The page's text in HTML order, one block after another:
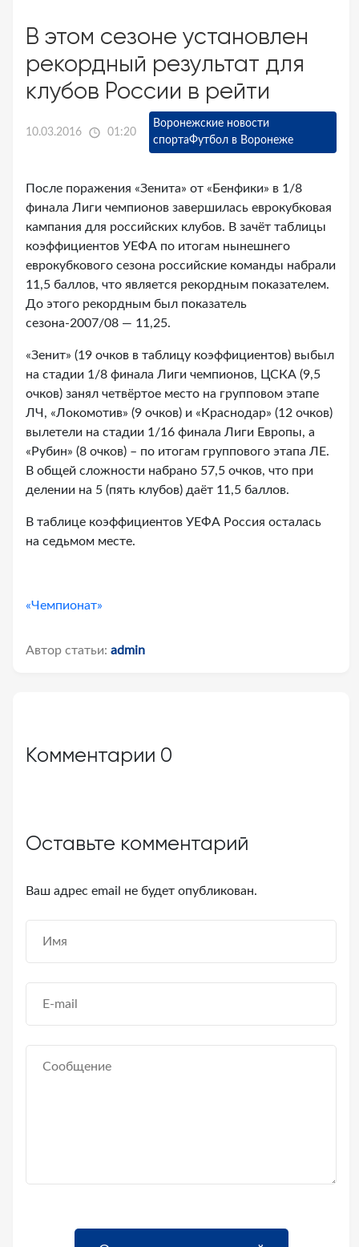
В этом сезоне установлен
рекордный результат для
клубов России в рейти
10.03.2016 01:20
Воронежские новости
спортаФутбол в Воронеже
После поражения «Зенита» от «Бенфики» в 1/8
финала Лиги чемпионов завершилась еврокубковая
кампания для российских клубов. В зачёт таблицы
коэффициентов УЕФА по итогам нынешнего
еврокубкового сезона российские команды набрали
11,5 баллов, что является рекордным показателем.
До этого рекордным был показатель
сезона-2007/08 — 11,25.
«Зенит» (19 очков в таблицу коэффициентов) выбыл
на стадии 1/8 финала Лиги чемпионов, ЦСКА (9,5
очков) занял четвёртое место на групповом этапе
ЛЧ, «Локомотив» (9 очков) и «Краснодар» (12 очков)
вылетели на стадии 1/16 финала Лиги Европы, а
«Рубин» (8 очков) – по итогам группового этапа ЛЕ.
В общей сложности набрано 57,5 очков, что при
делении на 5 (пять клубов) даёт 11,5 баллов.
В таблице коэффициентов УЕФА Россия осталась
на седьмом месте.
«Чемпионат»
Автор статьи: admin
Комментарии 0
Оставьте комментарий
Ваш адрес email не будет опубликован.